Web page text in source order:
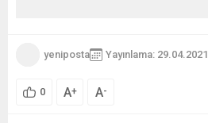
yeniposta Yayınlama: 29.04.2021
0 A+ A-